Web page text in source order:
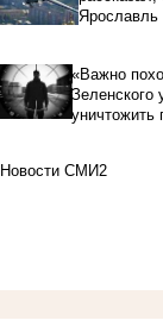
Ярославль
«Важно
Зеленского
уничтожить
Новости СМИ2